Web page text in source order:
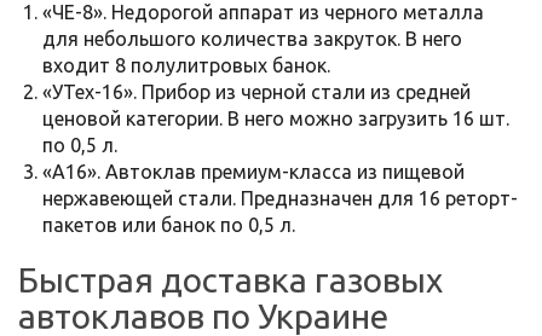
«ЧЕ-8». Недорогой аппарат из черного металла
для небольшого количества закруток. В него
входит 8 полулитровых банок.
«УТех-16». Прибор из черной стали из средней
ценовой категории. В него можно загрузить 16 шт.
по 0,5 л.
«А16». Автоклав премиум-класса из пищевой
нержавеющей стали. Предназначен для 16 реторт-
пакетов или банок по 0,5 л.
Быстрая доставка газовых
автоклавов по Украине